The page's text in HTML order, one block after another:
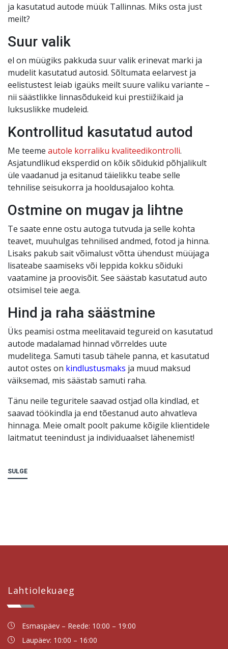
ja kasutatud autode müük Tallinnas. Miks osta just
meilt?
Suur valik
el on müügiks pakkuda suur valik erinevat marki ja
mudelit kasutatud autosid. Sõltumata eelarvest ja
eelistustest leiab igaüks meilt suure valiku variante –
nii säästlikke linnasõdukeid kui prestiižikaid ja
luksuslikke mudeleid.
Kontrollitud kasutatud autod
Me teeme autole korraliku kvaliteedikontrolli.
Asjatundlikud eksperdid on kõik sõidukid põhjalikult
üle vaadanud ja esitanud täielikku teabe selle
tehnilise seisukorra ja hooldusajaloo kohta.
Ostmine on mugav ja lihtne
Te saate enne ostu autoga tutvuda ja selle kohta
teavet, muuhulgas tehnilised andmed, fotod ja hinna.
Lisaks pakub sait võimalust võtta ühendust müüjaga
lisateabe saamiseks või leppida kokku sõiduki
vaatamine ja proovisõit. See säästab kasutatud auto
otsimisel teie aega.
Hind ja raha säästmine
Üks peamisi ostma meelitavaid tegureid on kasutatud
autode madalamad hinnad võrreldes uute
mudelitega. Samuti tasub tähele panna, et kasutatud
autot ostes on kindlustusmaks ja muud maksud
väiksemad, mis säästab samuti raha.
Tänu neile teguritele saavad ostjad olla kindlad, et
saavad töökindla ja end tõestanud auto ahvatleva
hinnaga. Meie omalt poolt pakume kõigile klientidele
laitmatut teenindust ja individuaalset lähenemist!
SULGE
Lahtiolekuaeg
Esmaspäev – Reede: 10:00 – 19:00
Laupäev: 10:00 – 16:00